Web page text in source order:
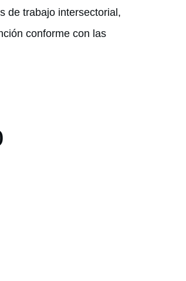
de trabajo intersectorial,
conforme con las